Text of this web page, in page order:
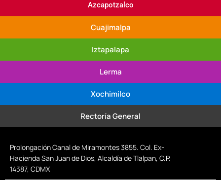
Azcapotzalco
Cuajimalpa
Iztapalapa
Lerma
Xochimilco
Rectoría General
Prolongación Canal de Miramontes 3855. Col. Ex-
Hacienda San Juan de Dios, Alcaldía de Tlalpan, C.P.
14387, CDMX